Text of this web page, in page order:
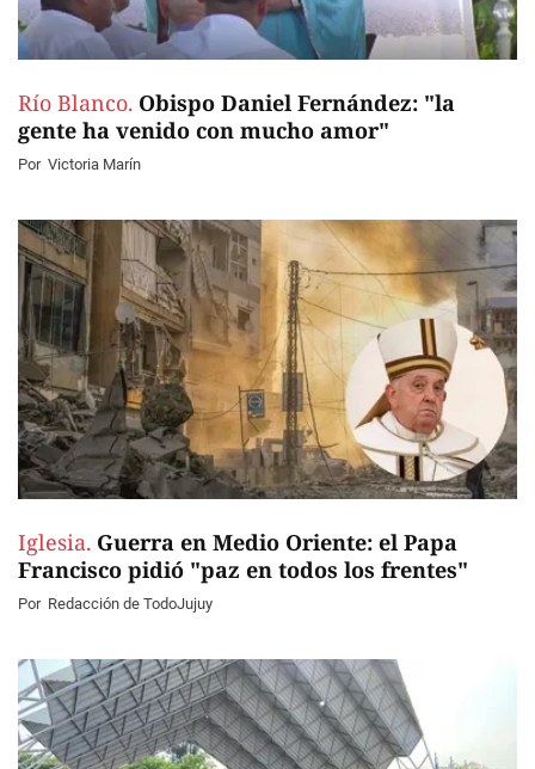
Río Blanco. Obispo Daniel Fernández: "la
gente ha venido con mucho amor"
Por Victoria Marín
Iglesia. Guerra en Medio Oriente: el Papa
Francisco pidió "paz en todos los frentes"
Por Redacción de TodoJujuy